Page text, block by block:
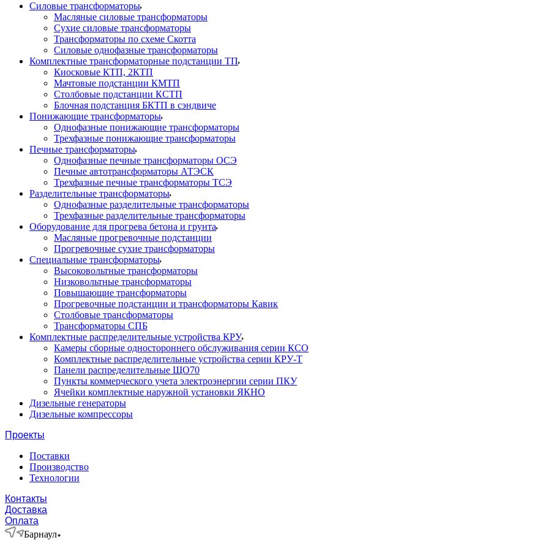
Силовые трансформаторы
Масляные силовые трансформаторы
Сухие силовые трансформаторы
Трансформаторы по схеме Скотта
Силовые однофазные трансформаторы
Комплектные трансформаторные подстанции ТП
Киосковые КТП, 2КТП
Мачтовые подстанции КМТП
Столбовые подстанции КСТП
Блочная подстанция БКТП в сэндвиче
Понижающие трансформаторы
Однофазные понижающие трансформаторы
Трехфазные понижающие трансформаторы
Печные трансформаторы
Однофазные печные трансформаторы ОСЭ
Печные автотрансформаторы АТЭСК
Трехфазные печные трансформаторы ТСЭ
Разделительные трансформаторы
Однофазные разделительные трансформаторы
Трехфазные разделительные трансформаторы
Оборудование для прогрева бетона и грунта
Масляные прогревочные подстанции
Прогревочные сухие трансформаторы
Специальные трансформаторы
Высоковольтные трансформаторы
Низковольтные трансформаторы
Повышающие трансформаторы
Прогревочные подстанции и трансформаторы Кавик
Столбовые трансформаторы
Трансформаторы СПБ
Комплектные распределительные устройства КРУ
Камеры сборные одностороннего обслуживания серии КСО
Комплектные распределительные устройства серии КРУ-Т
Панели распределительные ЩО70
Пункты коммерческого учета электроэнергии серии ПКУ
Ячейки комплектные наружной установки ЯКНО
Дизельные генераторы
Дизельные компрессоры
Проекты
Поставки
Производство
Технологии
Контакты
Доставка
Оплата
Барнаул